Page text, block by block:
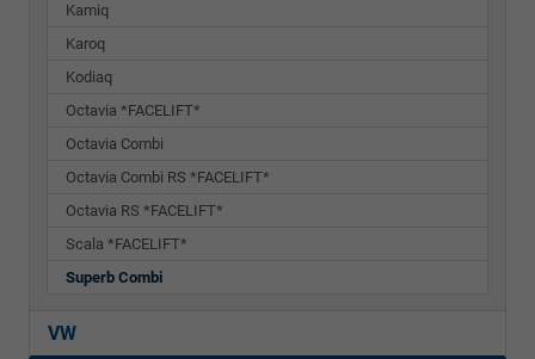
Kamiq
Karoq
Kodiaq
Octavia *FACELIFT*
Octavia Combi
Octavia Combi RS *FACELIFT*
Octavia RS *FACELIFT*
Scala *FACELIFT*
Superb Combi
VW